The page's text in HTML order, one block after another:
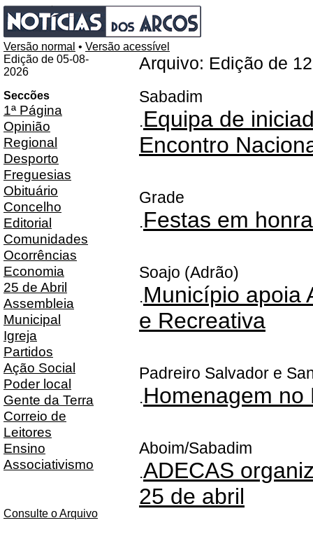
Versão normal • Versão acessível
Edição de 05-08-
2026
Seccões
1ª Página
Opinião
Regional
Desporto
Freguesias
Obituário
Concelho
Editorial
Comunidades
Ocorrências
Economia
25 de Abril
Assembleia
Municipal
Igreja
Partidos
Ação Social
Poder local
Gente da Terra
Correio de
Leitores
Ensino
Associativismo
Consulte o Arquivo
Arquivo: Edição de
Sabadim
.Equipa de
Encontro
Grade
.Festas em
Soajo (Adrão)
.Município apoia
e Recreativa
Padreiro Salvador e
.Homenagem no
Aboim/Sabadim
.ADECAS
25 de abril